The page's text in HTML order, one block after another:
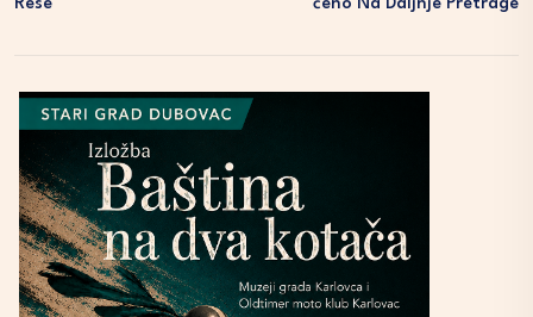
Rese
Ćeno Na Daljnje Pretrage